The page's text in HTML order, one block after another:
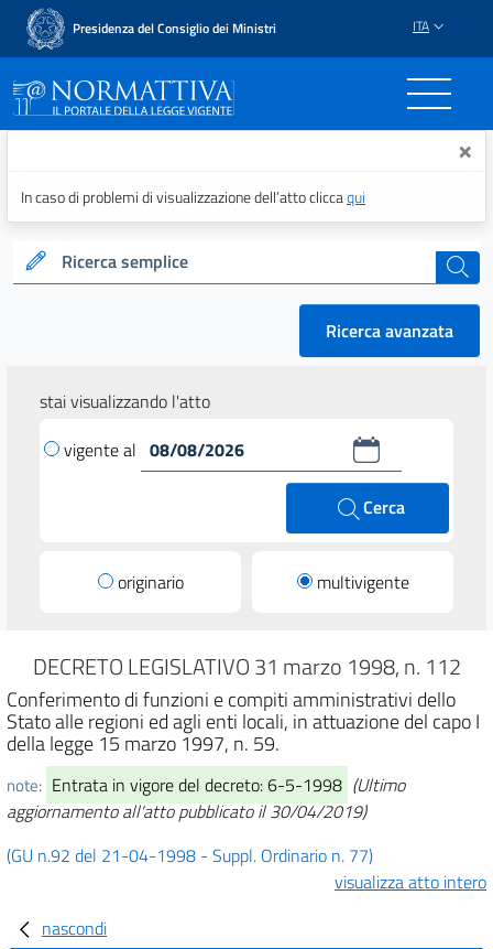
Presidenza del Consiglio dei Ministri ITA
Normattiva - Il portale ×
In caso di problemi di visualizzazione dell’atto cliccaqui
Ricerca semplice cerca
Ricerca avanzata
stai visualizzando l'atto
vigente al
Cerca
originario multivigente
DECRETO LEGISLATIVO 31 marzo 1998, n. 112
Conferimento di funzioni e compiti amministrativi dello
Stato alle regioni ed agli enti locali, in attuazione del capo I
della legge 15 marzo 1997, n. 59.
note: Entrata in vigore del decreto: 6-5-1998 (Ultimo
aggiornamento all'atto pubblicato il 30/04/2019)
(GU n.92 del 21-04-1998 - Suppl. Ordinario n. 77)
visualizza atto intero
nascondi